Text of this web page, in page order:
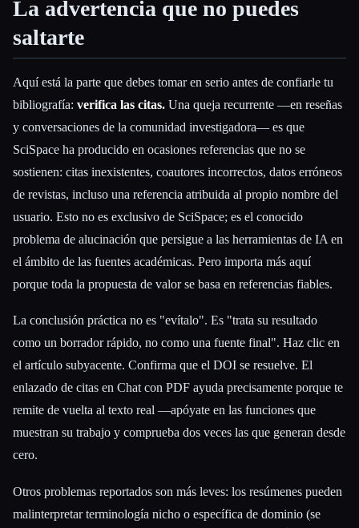
La advertencia que no puedes
saltarte
Aquí está la parte que debes tomar en serio antes de confiarle tu
bibliografía: verifica las citas. Una queja recurrente —en reseñas
y conversaciones de la comunidad investigadora— es que
SciSpace ha producido en ocasiones referencias que no se
sostienen: citas inexistentes, coautores incorrectos, datos erróneos
de revistas, incluso una referencia atribuida al propio nombre del
usuario. Esto no es exclusivo de SciSpace; es el conocido
problema de alucinación que persigue a las herramientas de IA en
el ámbito de las fuentes académicas. Pero importa más aquí
porque toda la propuesta de valor se basa en referencias fiables.
La conclusión práctica no es "evítalo". Es "trata su resultado
como un borrador rápido, no como una fuente final". Haz clic en
el artículo subyacente. Confirma que el DOI se resuelve. El
enlazado de citas en Chat con PDF ayuda precisamente porque te
remite de vuelta al texto real —apóyate en las funciones que
muestran su trabajo y comprueba dos veces las que generan desde
cero.
Otros problemas reportados son más leves: los resúmenes pueden
malinterpretar terminología nicho o específica de dominio (se